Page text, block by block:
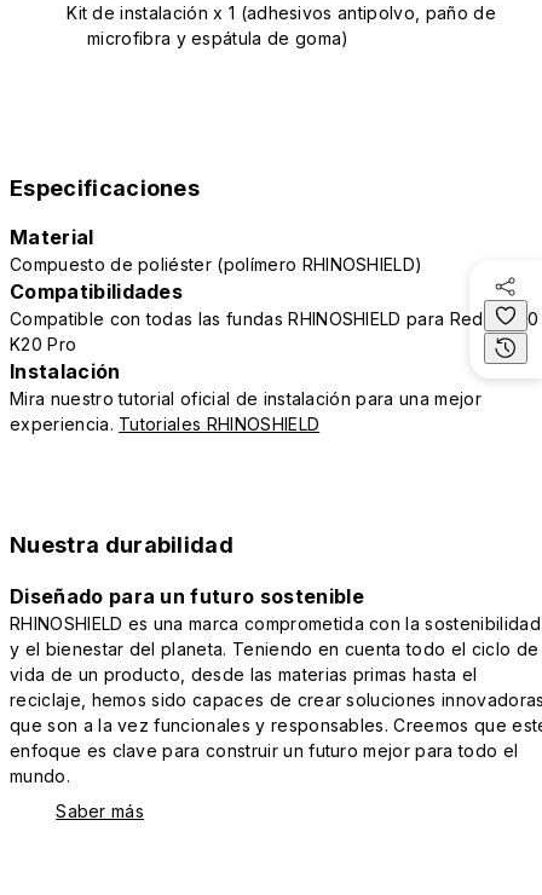
Kit de instalación x 1 (adhesivos antipolvo, paño de
microfibra y espátula de goma)
Especificaciones
Material
Compuesto de poliéster (polímero RHINOSHIELD)
Compatibilidades
Compatible con todas las fundas RHINOSHIELD para Redmi
K20 Pro
Instalación
Mira nuestro tutorial oficial de instalación para una mejor
experiencia. Tutoriales RHINOSHIELD
Nuestra durabilidad
Diseñado para un futuro sostenible
RHINOSHIELD es una marca comprometida con la sostenibilidad
y el bienestar del planeta. Teniendo en cuenta todo el ciclo de
vida de un producto, desde las materias primas hasta el
reciclaje, hemos sido capaces de crear soluciones
que son a la vez funcionales y responsables. Creemos que
enfoque es clave para construir un futuro mejor para todo el
mundo.
Saber más